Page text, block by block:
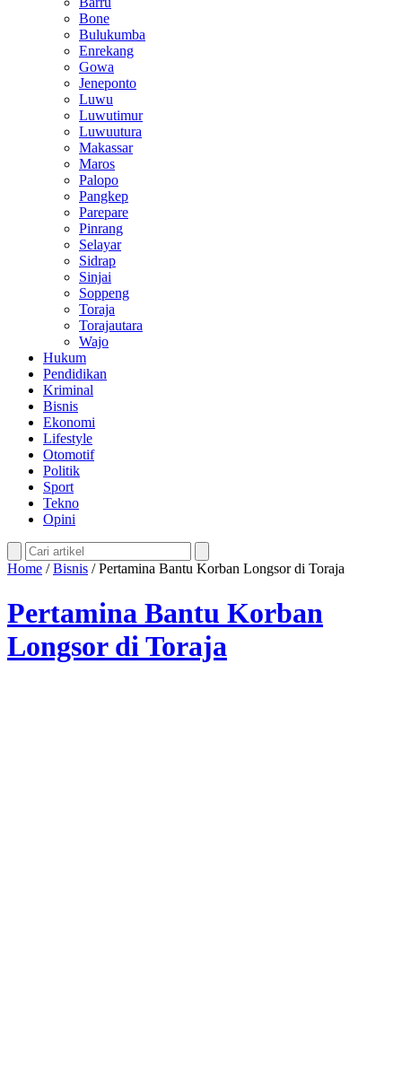
Bone
Bulukumba
Enrekang
Gowa
Jeneponto
Luwu
Luwutimur
Luwuutura
Makassar
Maros
Palopo
Pangkep
Parepare
Pinrang
Selayar
Sidrap
Sinjai
Soppeng
Toraja
Torajautara
Wajo
Hukum
Pendidikan
Kriminal
Bisnis
Ekonomi
Lifestyle
Otomotif
Politik
Sport
Tekno
Opini
Home /Bisnis /Pertamina Bantu Korban Longsor di Toraja
Pertamina Bantu Korban
Longsor di Toraja